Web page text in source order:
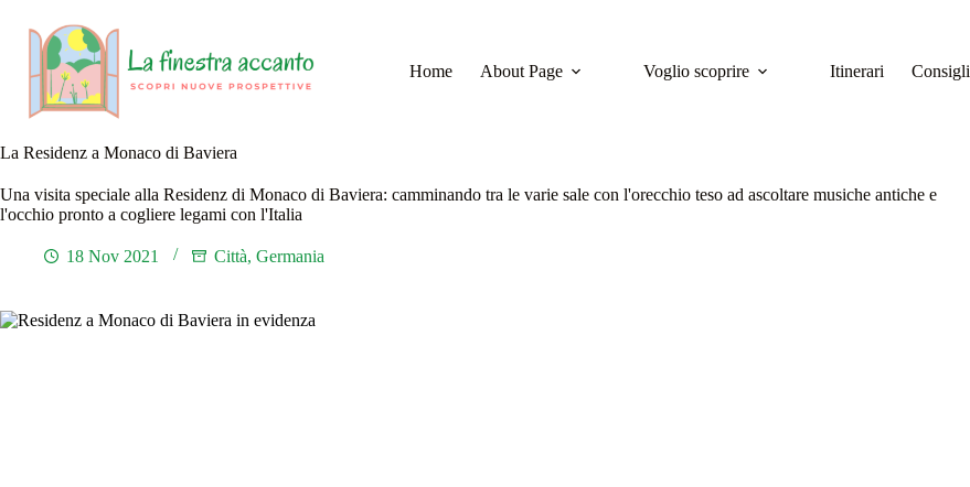
contenuto
Home
About Page Voglio scoprire Itinerari Consigli
La Residenz a Monaco di Baviera
Una visita speciale alla Residenz di Monaco di Baviera: camminando tra le varie sale con l'orecchio teso ad ascoltare musiche antiche e
l'occhio pronto a cogliere legami con l'Italia
18 Nov 2021 Città, Germania